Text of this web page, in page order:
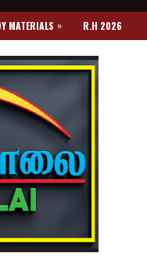
MATERIALS » R.H 2026